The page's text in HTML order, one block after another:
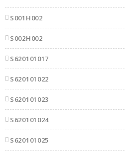
S001H002
S002H002
S620101017
S620101022
S620101023
S620101024
S620101025